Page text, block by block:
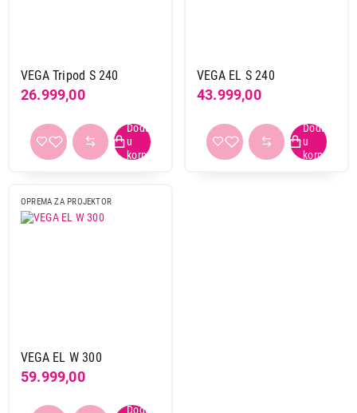
VEGA Tripod S 240
26.999,00
VEGA EL S 240
43.999,00
OPREMA ZA PROJEKTOR
VEGA EL W 300
59.999,00